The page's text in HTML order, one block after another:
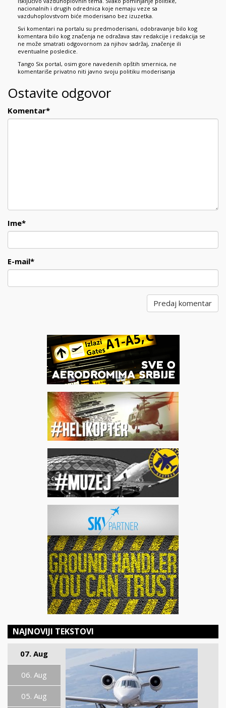
nacionalnih i drugih odrednica koje nemaju veze sa
vazduhoplovstvom biće moderisano bez izuzetka.
Svi komentari na portalu su predmoderisani, odobravanje bilo kog
komentara bilo kog značenja ne odražava stav redakcije i redakcija se
ne može smatrati odgovornom za njihov sadržaj, značenje ili
eventualne posledice.
Tango Six portal, osim gore navedenih opštih smernica, ne
komentariše privatno niti javno svoju politiku moderisanja
Ostavite odgovor
Komentar*
Ime*
E-mail*
NAJNOVIJI TEKSTOVI
07. Aug
06. Aug
05. Aug